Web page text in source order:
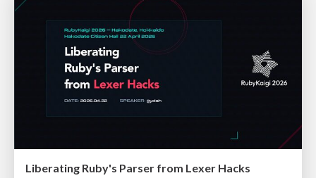
Liberating Ruby's Parser from Lexer Hacks